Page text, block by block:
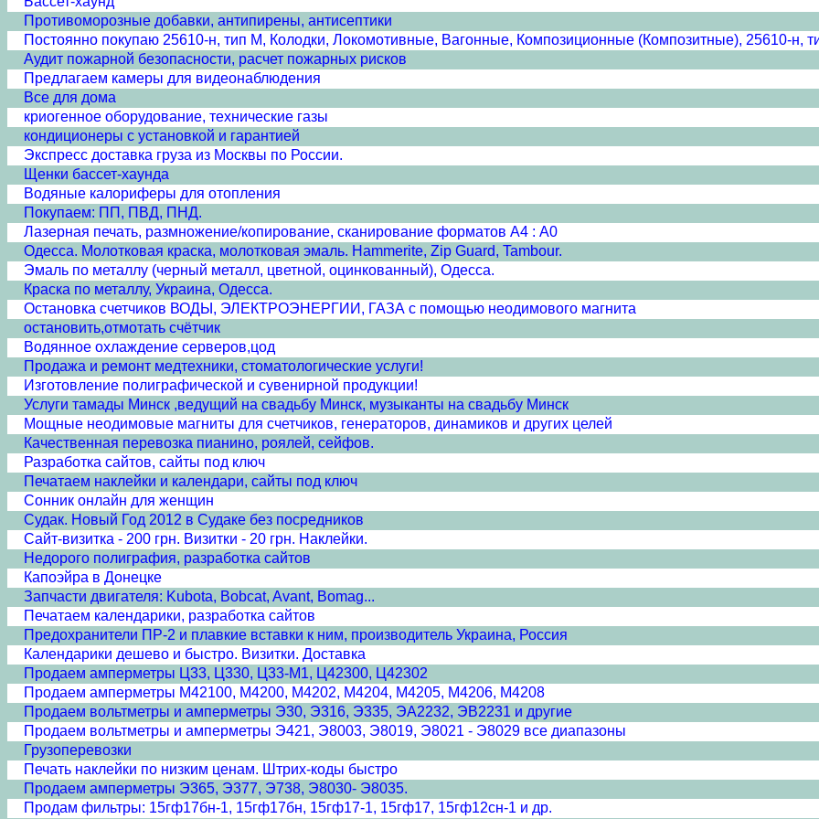
Противоморозные добавки, антипирены, антисептики
Постоянно покупаю 25610-н, тип М, Колодки, Локомотивные, Вагонные, Композиционные (Композитные), 25610-н,
Аудит пожарной безопасности, расчет пожарных рисков
Предлагаем камеры для видеонаблюдения
Все для дома
криогенное оборудование, технические газы
кондиционеры с установкой и гарантией
Экспресс доставка груза из Москвы по России.
Щенки бассет-хаунда
Водяные калориферы для отопления
Покупаем: ПП, ПВД, ПНД.
Лазерная печать, размножение/копирование, сканирование форматов А4 : А0
Одесса. Молотковая краска, молотковая эмаль. Hammerite, Zip Guard, Tambour.
Эмаль по металлу (черный металл, цветной, оцинкованный), Одесса.
Краска по металлу, Украина, Одесса.
Остановка счетчиков ВОДЫ, ЭЛЕКТРОЭНЕРГИИ, ГАЗА с помощью неодимового магнита
остановить,отмотать счётчик
Водянное охлаждение серверов,цод
Продажа и ремонт медтехники, стоматологические услуги!
Изготовление полиграфической и сувенирной продукции!
Услуги тамады Минск ,ведущий на свадьбу Минск, музыканты на свадьбу Минск
Мощные неодимовые магниты для счетчиков, генераторов, динамиков и других целей
Качественная перевозка пианино, роялей, сейфов.
Разработка сайтов, сайты под ключ
Печатаем наклейки и календари, сайты под ключ
Сонник онлайн для женщин
Судак. Новый Год 2012 в Судаке без посредников
Сайт-визитка - 200 грн. Визитки - 20 грн. Наклейки.
Недорого полиграфия, разработка сайтов
Капоэйра в Донецке
Запчасти двигателя: Kubota, Bobcat, Avant, Bomag...
Печатаем календарики, разработка сайтов
Предохранители ПР-2 и плавкие вставки к ним, производитель Украина, Россия
Календарики дешево и быстро. Визитки. Доставка
Продаем амперметры Ц33, Ц330, Ц33-М1, Ц42300, Ц42302
Продаем амперметры М42100, М4200, М4202, М4204, М4205, М4206, М4208
Продаем вольтметры и амперметры Э30, Э316, Э335, ЭА2232, ЭВ2231 и другие
Продаем вольтметры и амперметры Э421, Э8003, Э8019, Э8021 - Э8029 все диапазоны
Грузоперевозки
Печать наклейки по низким ценам. Штрих-коды быстро
Продаем амперметры Э365, Э377, Э738, Э8030- Э8035.
Продам фильтры: 15гф17бн-1, 15гф17бн, 15гф17-1, 15гф17, 15гф12сн-1 и др.